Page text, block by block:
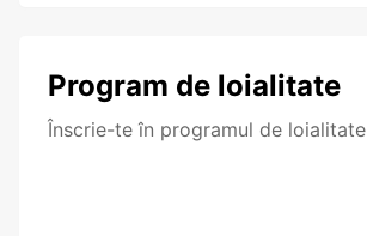
Program de loialitate
Înscrie-te în programul de loialitate